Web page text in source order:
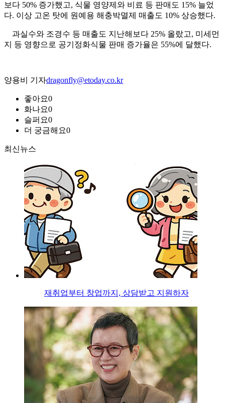
보다 50% 증가했고, 식물 영양제와 비료 등 판매도 15% 늘었
다. 이상 고온 탓에 원예용 해충박멸제 매출도 10% 상승했다.
과실수와 조경수 등 매출도 지난해보다 25% 올랐고, 미세먼
지 등 영향으로 공기정화식물 판매 증가율은 55%에 달했다.
양용비 기자dragonfly@etoday.co.kr
좋아요0
화나요0
슬퍼요0
더 궁금해요0
최신뉴스
재취업부터 창업까지, 상담받고 지원하자